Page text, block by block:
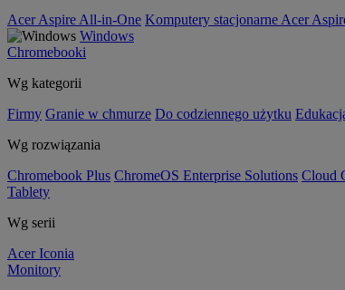
Acer Aspire All-in-One Komputery stacjonarne Acer
Windows
Chromebooki
Wg kategorii
Firmy Granie w chmurze Do codziennego użytku
Wg rozwiązania
Chromebook Plus ChromeOS Enterprise Solutions Cloud
Tablety
Wg serii
Acer Iconia
Monitory